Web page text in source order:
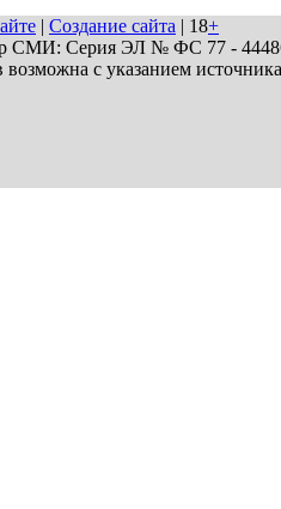
| Создание сайта | 18+
СМИ: Серия ЭЛ № ФС 77 - 44486
возможна с указанием